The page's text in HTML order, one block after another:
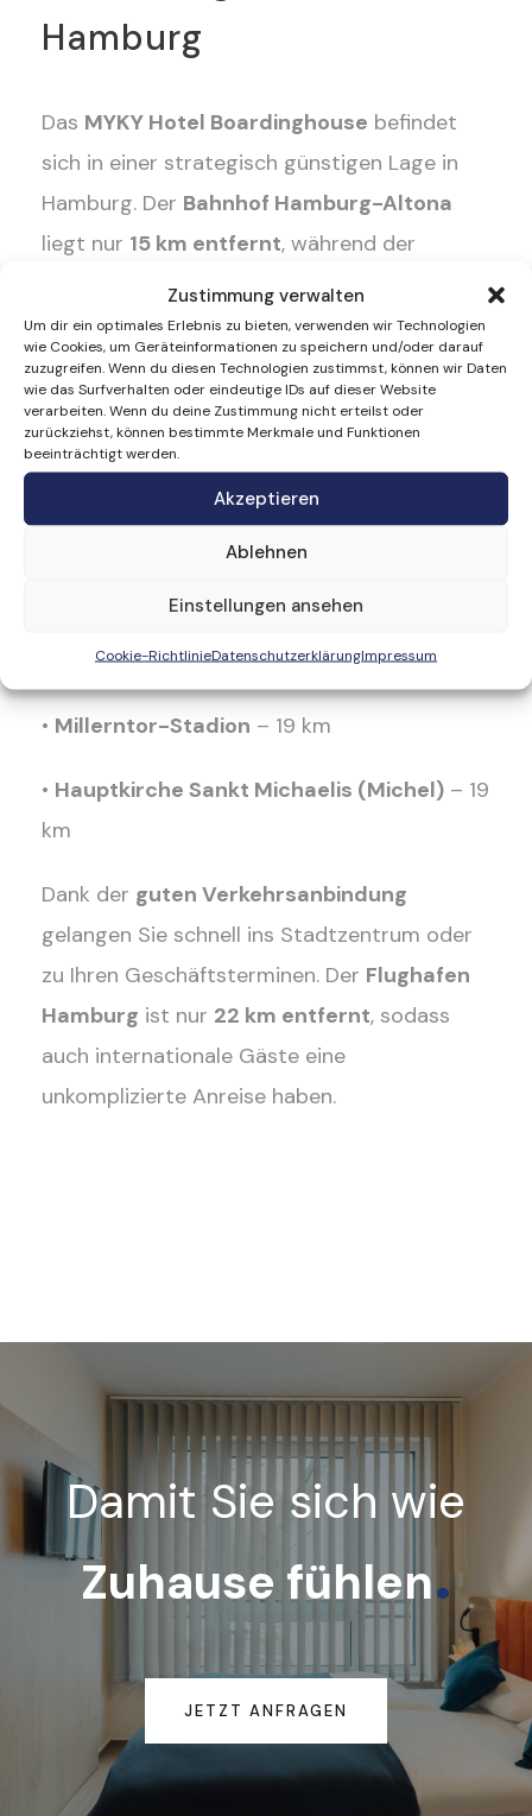
Zustimmung verwalten
Um dir ein optimales Erlebnis zu bieten, verwenden wir Technologien
wie Cookies, um Geräteinformationen zu speichern und/oder darauf
zuzugreifen. Wenn du diesen Technologien zustimmst, können wir Daten
wie das Surfverhalten oder eindeutige IDs auf dieser Website
verarbeiten. Wenn du deine Zustimmung nicht erteilst oder
zurückziehst, können bestimmte Merkmale und Funktionen
beeinträchtigt werden.
Akzeptieren
Ablehnen
Einstellungen ansehen
Cookie-RichtlinieDatenschutzerklärungImpressum
Hamburg
Das MYKY Hotel Boardinghouse befindet
sich in einer strategisch günstigen Lage in
Hamburg. Der Bahnhof Hamburg-Altona
liegt nur 15 km entfernt, während der
Hamburger Hafenin
erreichbar ist. Viele der beliebtesten
Sehenswürdigkeiten der Stadt sind ebenfalls
schnell und unkompliziert zu erreichen:
•Alter Elbtunnel– 15 km
•St. Pauli Landungsbrücken– 18 km
Elbphilharmonie Hamburg– 19 km
Miniatur Wunderland– 20 km
• Millerntor-Stadion – 19 km
• Hauptkirche Sankt Michaelis (Michel) – 19
km
Dank der guten Verkehrsanbindung
gelangen Sie schnell ins Stadtzentrum oder
zu Ihren Geschäftsterminen. Der Flughafen
Hamburg ist nur 22 km entfernt, sodass
auch internationale Gäste eine
unkomplizierte Anreise haben.
Damit Sie sich wie
Zuhause fühlen.
JETZT ANFRAGEN